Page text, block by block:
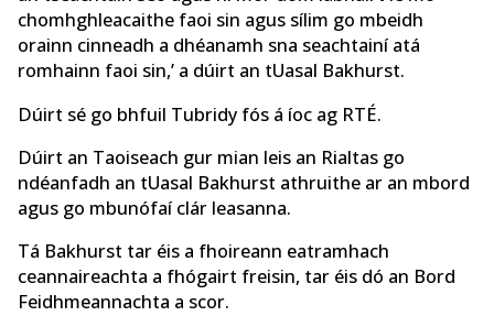
chomhghleacaithe faoi sin agus sílim go mbeidh
orainn cinneadh a dhéanamh sna seachtainí atá
romhainn faoi sin,’ a dúirt an tUasal Bakhurst.
Dúirt sé go bhfuil Tubridy fós á íoc ag RTÉ.
Dúirt an Taoiseach gur mian leis an Rialtas go
ndéanfadh an tUasal Bakhurst athruithe ar an mbord
agus go mbunófaí clár leasanna.
Tá Bakhurst tar éis a fhoireann eatramhach
ceannaireachta a fhógairt freisin, tar éis dó an Bord
Feidhmeannachta a scor.